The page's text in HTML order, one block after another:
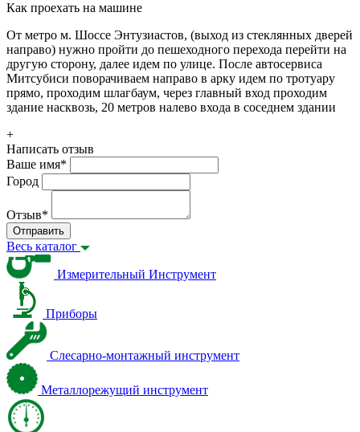
Как проехать на машине
От метро м. Шоссе Энтузиастов, (выход из стеклянных дверей
направо) нужно пройти до пешеходного перехода перейти на
другую сторону, далее идем по улице. После автосервиса
Митсубиси поворачиваем направо в арку идем по тротуару
прямо, проходим шлагбаум, через главный вход проходим
здание насквозь, 20 метров налево входа в соседнем здании
+
Написать отзыв
Ваше имя*
Город
Отзыв*
Отправить
Весь каталог
Измерительный Инструмент
Приборы
Слесарно-монтажный инструмент
Металлорежущий инструмент